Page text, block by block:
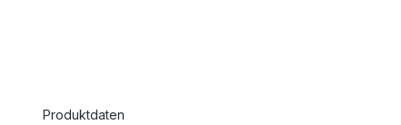
Produktdaten